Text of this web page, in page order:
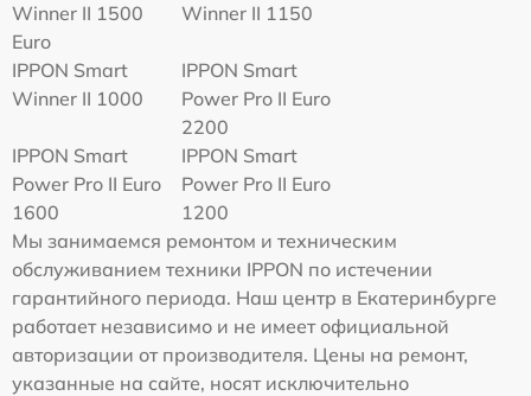
Winner II 1500
Euro
Winner II 1150
IPPON Smart
Winner II 1000
IPPON Smart
Power Pro II Euro
2200
IPPON Smart
Power Pro II Euro
1600
IPPON Smart
Power Pro II Euro
1200
Мы занимаемся ремонтом и техническим
обслуживанием техники IPPON по истечении
гарантийного периода. Наш центр в Екатеринбурге
работает независимо и не имеет официальной
авторизации от производителя. Цены на ремонт,
указанные на сайте, носят исключительно